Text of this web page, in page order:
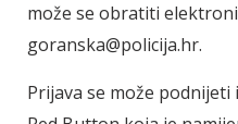
može se obratiti
goranska@policija.hr.
Prijava se može